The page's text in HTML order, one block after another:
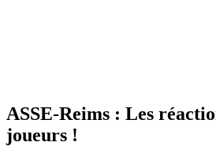
ASSE-Reims : Les
joueurs !